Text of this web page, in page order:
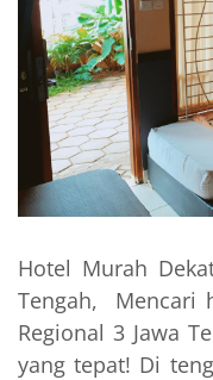
Hotel Murah
Tengah, Mencari
Regional 3 Jawa
yang tepat! Di